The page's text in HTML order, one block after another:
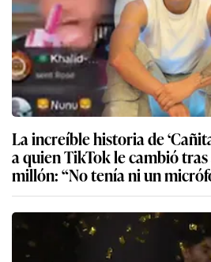
La increíble historia de
a quien TikTok le cambió tras
millón: “No tenía ni un